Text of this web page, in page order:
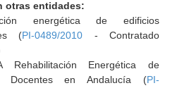
otras entidades:
energética de edificios
(PI-0489/2010 - Contratado
Rehabilitación Energética de
Docentes en Andalucía (PI-